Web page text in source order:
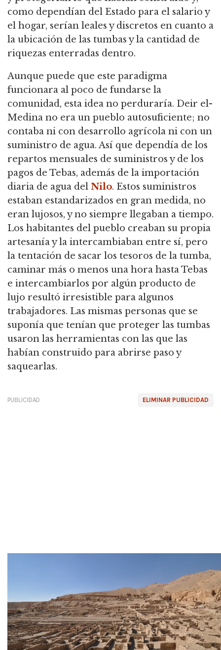
como dependían del Estado para el salario y
el hogar, serían leales y discretos en cuanto a
la ubicación de las tumbas y la cantidad de
riquezas enterradas dentro.
Aunque puede que este paradigma
funcionara al poco de fundarse la
comunidad, esta idea no perduraría. Deir el-
Medina no era un pueblo autosuficiente; no
contaba ni con desarrollo agrícola ni con un
suministro de agua. Así que dependía de los
repartos mensuales de suministros y de los
pagos de Tebas, además de la importación
diaria de agua del Nilo. Estos suministros
estaban estandarizados en gran medida, no
eran lujosos, y no siempre llegaban a tiempo.
Los habitantes del pueblo creaban su propia
artesanía y la intercambiaban entre sí, pero
la tentación de sacar los tesoros de la tumba,
caminar más o menos una hora hasta Tebas
e intercambiarlos por algún producto de
lujo resultó irresistible para algunos
trabajadores. Las mismas personas que se
suponía que tenían que proteger las tumbas
usaron las herramientas con las que las
habían construido para abrirse paso y
saquearlas.
ELIMINAR PUBLICIDAD
PUBLICIDAD